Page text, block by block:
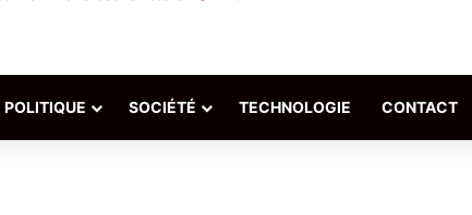
POLITIQUE SOCIÉTÉ TECHNOLOGIE CONTACT